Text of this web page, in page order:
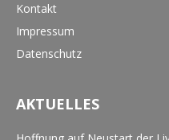
Kontakt
Impressum
Datenschutz
AKTUELLES